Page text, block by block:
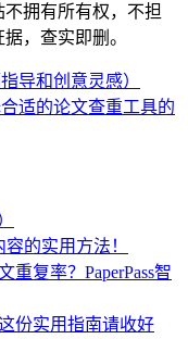
拥有所有权，不担
，查实即删。
导和创意灵感）
适的论文查重工具的
的实用方法！
复率？PaperPass智
份实用指南请收好